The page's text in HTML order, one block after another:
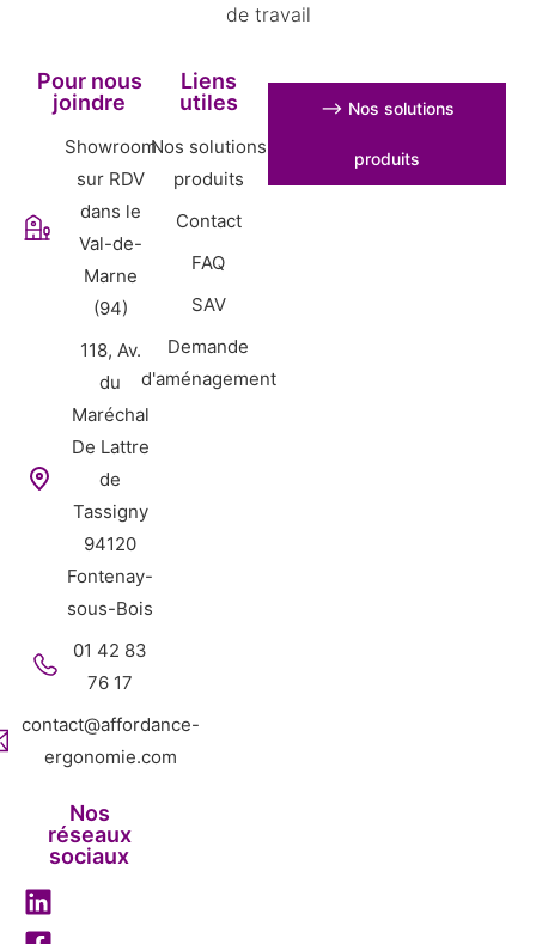
de travail
Pour nous
joindre
Showroom
sur RDV
dans le
Val-de-
Marne
(94)
118, Av.
du
Maréchal
De Lattre
de
Tassigny
94120
Fontenay-
sous-Bois
01 42 83
76 17
contact@affordance-
ergonomie.com
Nos
réseaux
sociaux
Liens
utiles
Nos solutions
produits
Contact
FAQ
SAV
Demande
d'aménagement
⟶ Nos solutions
produits